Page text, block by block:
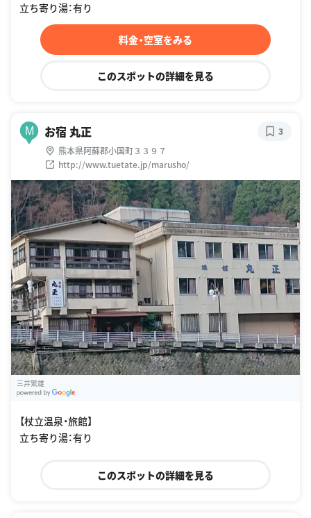
立ち寄り湯：有り
料金・空室をみる
このスポットの詳細を見る
M お宿 丸正
熊本県阿蘇郡小国町３３９７
http://www.tuetate.jp/marusho/
3
三井繁雄
【杖立温泉・旅館】
立ち寄り湯：有り
このスポットの詳細を見る